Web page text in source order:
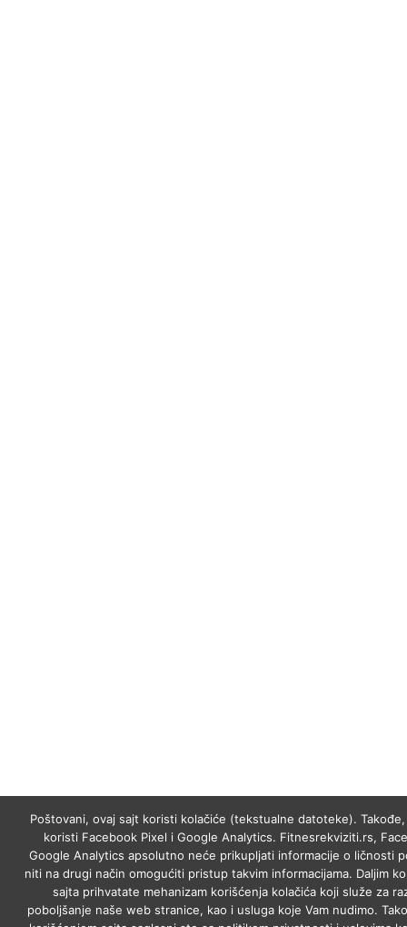
Poštovani, ovaj sajt koristi kolačiće (tekstualne datoteke).
koristi Facebook Pixel i Google Analytics. Fitnesrekviziti.rs,
Google Analytics apsolutno neće prikupljati informacije o ličnosti
niti na drugi način omogućiti pristup takvim informacijama. Daljim
sajta prihvatate mehanizam korišćenja kolačića koji služe za
poboljšanje naše web stranice, kao i usluga koje Vam nudimo.